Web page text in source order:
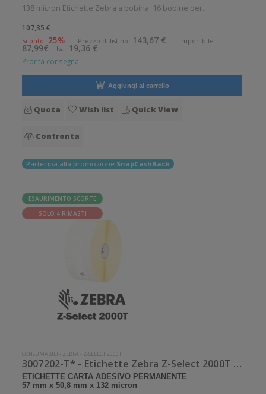
138 micron Etichette Zebra a bobina. 16 bobine per
adesivo permanente. Diametro interno: 19 mm. Diametro
esterno: 57 mm. Tipo: Sup
107,35 €
Sconto: 25% Prezzo di listino: 143,67 € Imponibile:
87,99€ Iva: 19,36 €
Pronta consegna
Aggiungi al carrello
Quota Wish list Quick View
Confronta
Partecipa alla promozione SnapCashBack
ESAURIMENTO SCORTE
SOLO 4 RIMASTI
CONSUMABILI - ZEBRA - Z-SELECT 2000T
3007202-T* - Etichette Zebra Z-Select 2000T Carta
ETICHETTE CARTA ADESIVO PERMANENTE
57 mm x 50,8 mm x 132 micron